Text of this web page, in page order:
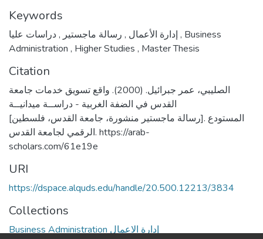
Keywords
إدارة الأعمال , رسالة ماجستير , , Business
Administration , Higher Studies , Master Thesis
Citation
الصليبي، عمر جبرائيل. (2000). واقع تسويق خدمات جامعة
القدس في الضفة الغربية - دراســة ميدانيــة
[رسالة ماجستير منشورة، جامعة القدس، فلسطين]. المستودع
الرقمي لجامعة القدس. https://arab-
scholars.com/61e19e
URI
https://dspace.alquds.edu/handle/20.500.12213/3834
Collections
Business Administration إدارة الاعمال